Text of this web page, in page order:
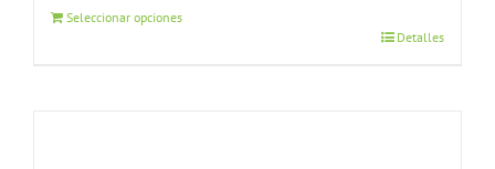
Seleccionar opciones
Detalles